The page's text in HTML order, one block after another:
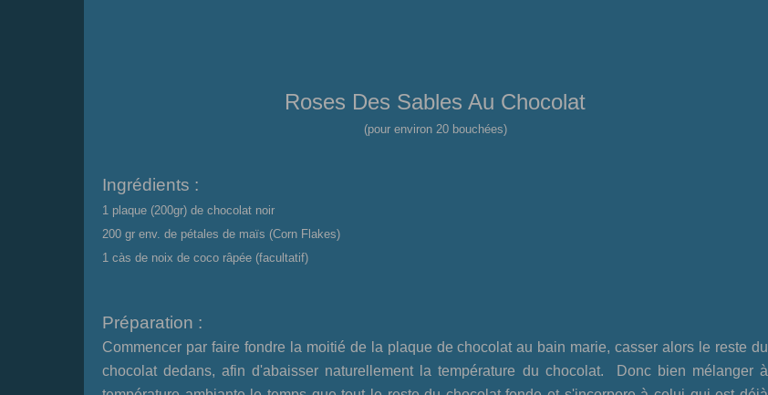
Roses Des Sables Au Chocolat
(pour environ 20 bouchées)
Ingrédients :
1 plaque (200gr) de chocolat noir
200 gr env. de pétales de maïs (Corn Flakes)
1 càs de noix de coco râpée (facultatif)
Préparation :
Commencer par faire fondre la moitié de la plaque de chocolat au bain marie, casser alors le reste du
chocolat dedans, afin d'abaisser naturellement la température du chocolat. Donc bien mélanger à